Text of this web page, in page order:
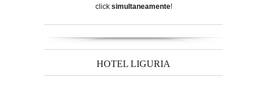
click simultaneamente!
HOTEL LIGURIA